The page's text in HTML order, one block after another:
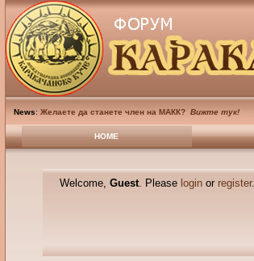
News: Желаете да станете член на МАКК? Вижте тук!
HOME
Welcome,Guest. Please login or register.